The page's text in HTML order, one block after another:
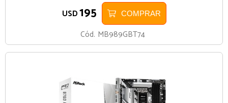
USD195 COMPRAR
Cód. MB989GBT74